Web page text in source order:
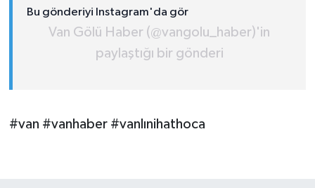
Bu gönderiyi Instagram'da gör
Van Gölü Haber (@vangolu_haber)'in
paylaştığı bir gönderi
#van #vanhaber #vanlınihathoca